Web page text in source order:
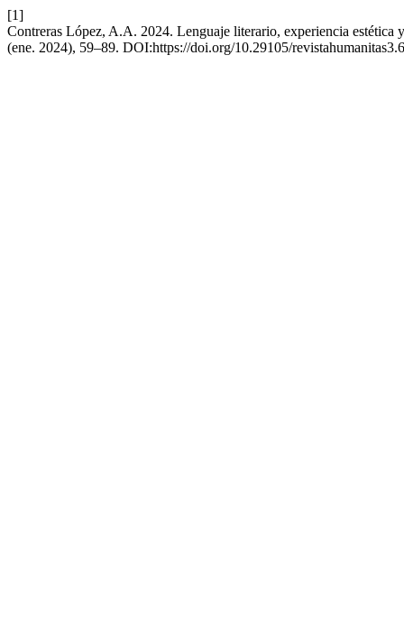
[1]
Contreras López, A.A. 2024. Lenguaje literario, experiencia estética
(ene. 2024), 59–89. DOI:https://doi.org/10.29105/